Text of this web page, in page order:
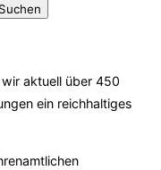
Suchen
aktuell über 450
ein reichhaltiges